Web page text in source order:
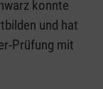
konnte
und hat
Prüfung mit